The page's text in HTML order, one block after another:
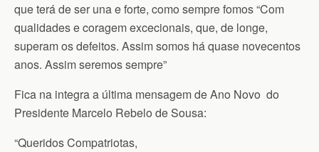
que terá de ser una e forte, como sempre fomos “Com
qualidades e coragem excecionais, que, de longe,
superam os defeitos. Assim somos há quase novecentos
anos. Assim seremos sempre”
Fica na integra a última mensagem de Ano Novo do
Presidente Marcelo Rebelo de Sousa:
“Queridos Compatriotas,